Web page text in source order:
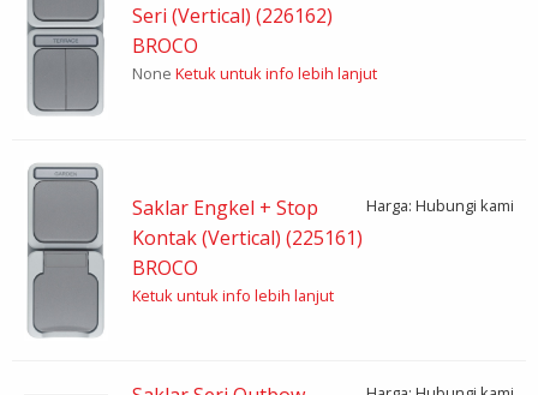
Seri (Vertical) (226162)
BROCO
None Ketuk untuk info lebih lanjut
Saklar Engkel + Stop
Kontak (Vertical) (225161)
BROCO
Harga: Hubungi kami
Ketuk untuk info lebih lanjut